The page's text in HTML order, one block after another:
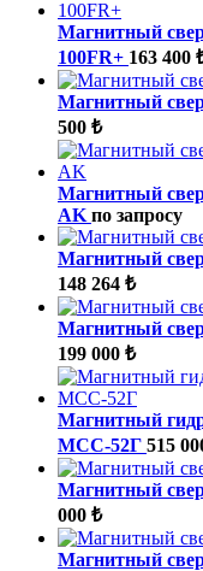
Магнитный
100FR+ 163 400
Магнитный
500 ₺
Магнитный
AK по запросу
Магнитный
148 264 ₺
Магнитный
199 000 ₺
Магнитный
МСС-52Г 515
Магнитный
000 ₺
Магнитный